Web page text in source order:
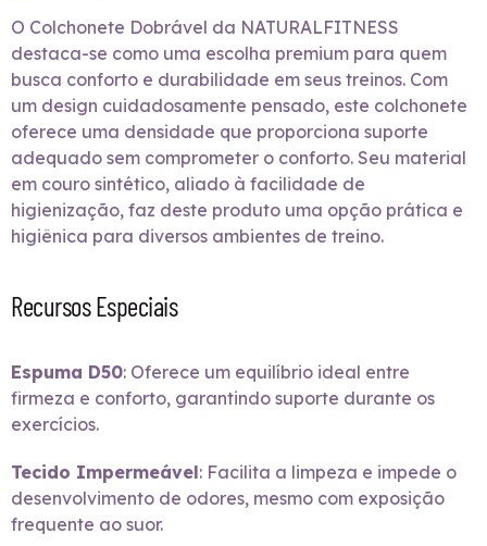
O Colchonete Dobrável da NATURALFITNESS
destaca-se como uma escolha premium para quem
busca conforto e durabilidade em seus treinos. Com
um design cuidadosamente pensado, este colchonete
oferece uma densidade que proporciona suporte
adequado sem comprometer o conforto. Seu material
em couro sintético, aliado à facilidade de
higienização, faz deste produto uma opção prática e
higiênica para diversos ambientes de treino.
Recursos Especiais
Espuma D50: Oferece um equilíbrio ideal entre
firmeza e conforto, garantindo suporte durante os
exercícios.
Tecido Impermeável: Facilita a limpeza e impede o
desenvolvimento de odores, mesmo com exposição
frequente ao suor.